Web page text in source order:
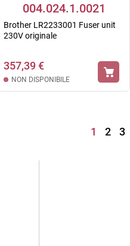
004.024.1.0021
Brother LR2233001 Fuser unit
230V originale
357,39 €
NON DISPONIBILE
1 2 3